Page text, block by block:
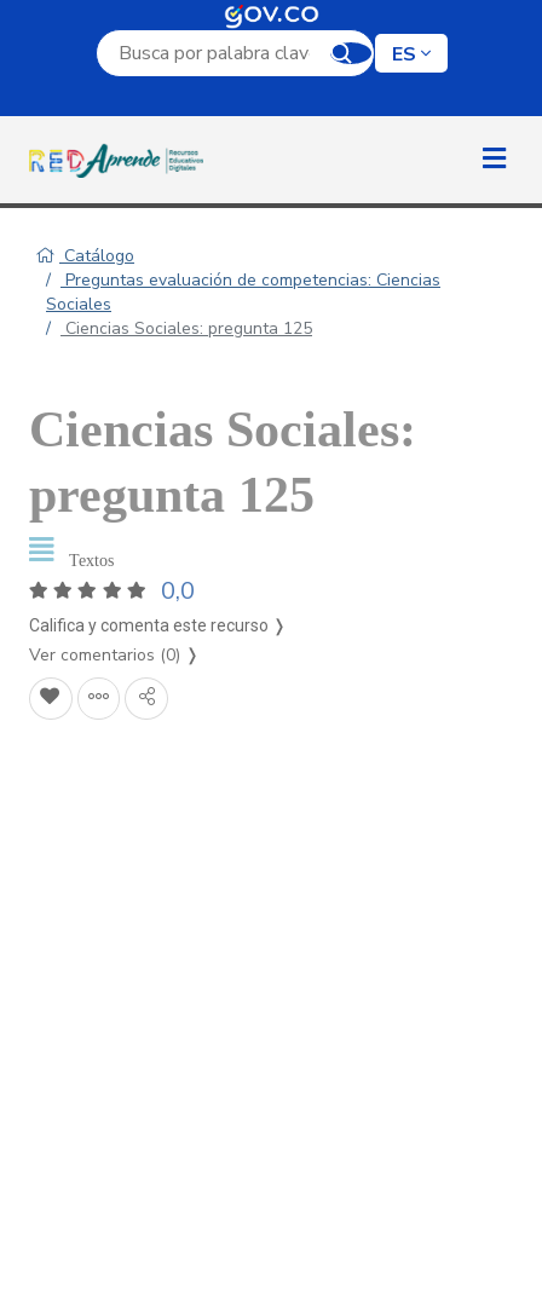
Campo de búsqueda por palabra clave
ES
Catálogo
Preguntas evaluación de competencias: Ciencias
Sociales
Ciencias Sociales: pregunta 125
Ciencias Sociales:
pregunta 125
Textos
0,0
Califica y comenta este recurso ❭
Ver comentarios (0) ❭